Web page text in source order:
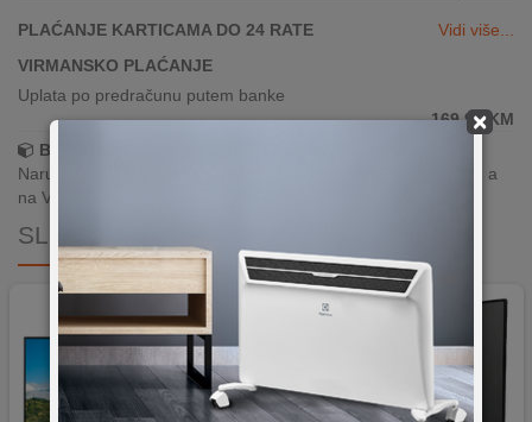
×
PLAĆANJE KARTICAMA DO 24 RATE
Vidi više...
VIRMANSKO PLAĆANJE
Uplata po predračunu putem banke
169,90KM
Brza dostava!
Narudžbe zaprimljene radnim danima do 13h šaljemo isti dan, a
na Vašoj adresi paket je već za 24–48h.
SLIČNI PROIZVODI